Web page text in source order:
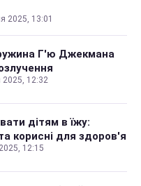
2025, 13:01
Г'ю Джекмана
2025, 12:32
дітям в їжу:
корисні для здоров'я
12:15